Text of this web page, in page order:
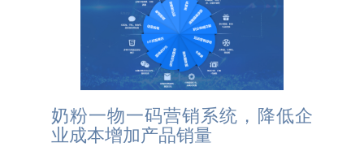
奶粉一物一码营销系统，降低企
业成本增加产品销量